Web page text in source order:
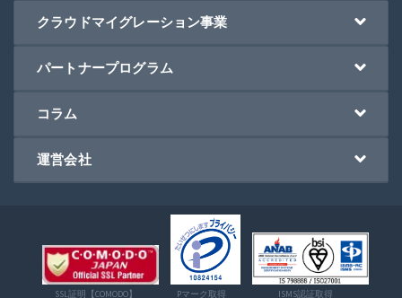
クラウドマイグレーション事業
パートナープログラム
コラム
運営会社
SSL証明【COMODO】 Pマーク取得 ISMS認証取得